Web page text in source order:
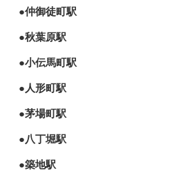
●仲御徒町駅
●秋葉原駅
●小伝馬町駅
●人形町駅
●茅場町駅
●八丁堀駅
●築地駅